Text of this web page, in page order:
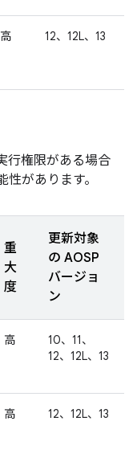
高 12、12L、13
行権限がある場合
があります。
重
大
度
更新対象
の AOSP
バージョ
ン
高
10、11、
12、12L、13
高 12、12L、13